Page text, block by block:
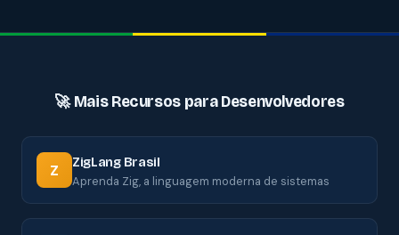
🚀 Mais Recursos para Desenvolvedores
Z ZigLang Brasil
Aprenda Zig, a linguagem moderna de sistemas